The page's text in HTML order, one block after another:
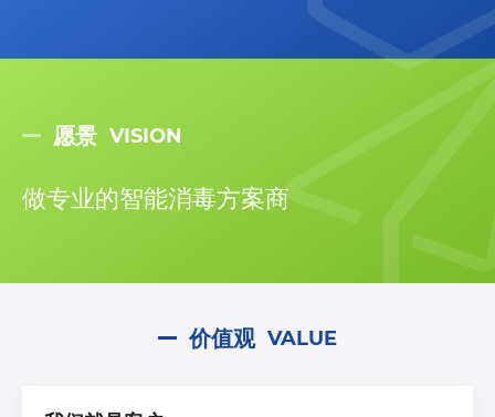
愿景 VISION
做专业的智能消毒方案商
价值观 VALUE